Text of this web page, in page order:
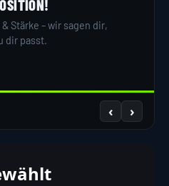
Stärke – wir sagen dir,
dir passt.
‹ ›